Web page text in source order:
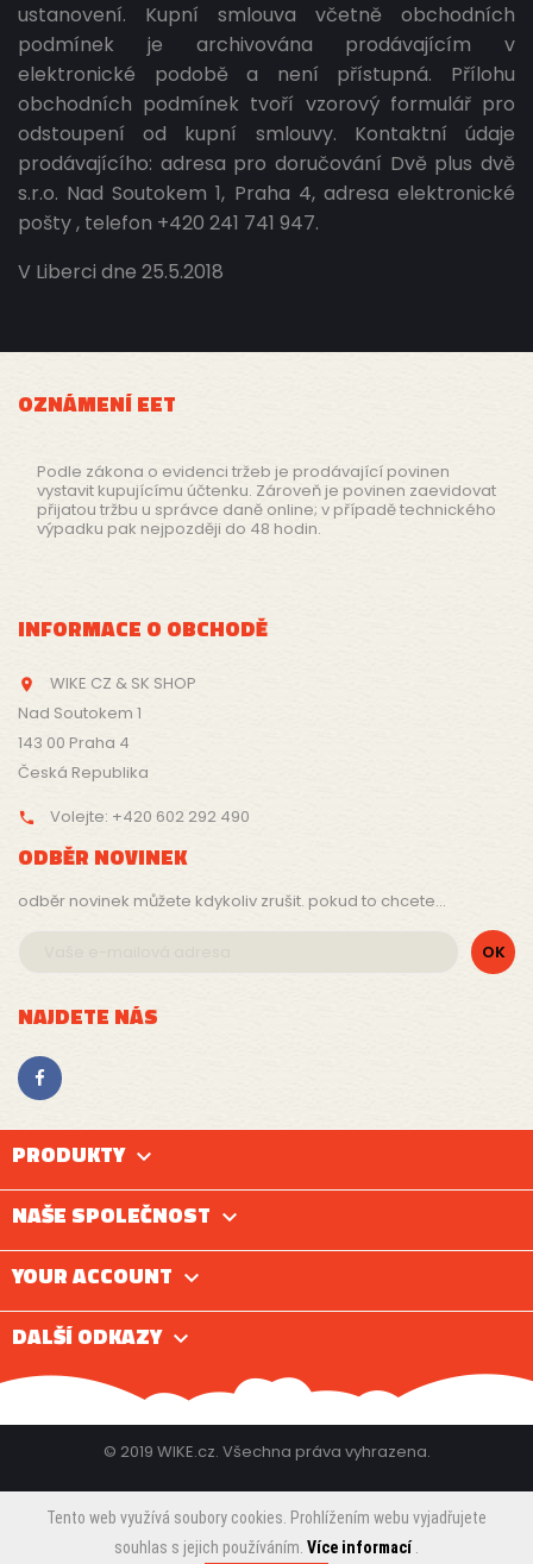
ustanovení. Kupní smlouva včetně obchodních
podmínek je archivována prodávajícím v
elektronické podobě a není přístupná. Přílohu
obchodních podmínek tvoří vzorový formulář pro
odstoupení od kupní smlouvy. Kontaktní údaje
prodávajícího: adresa pro doručování Dvě plus dvě
s.r.o. Nad Soutokem 1, Praha 4, adresa elektronické
pošty , telefon +420 241 741 947.
V Liberci dne 25.5.2018
OZNÁMENÍ EET
Podle zákona o evidenci tržeb je prodávající povinen
vystavit kupujícímu účtenku. Zároveň je povinen zaevidovat
přijatou tržbu u správce daně online; v případě technického
výpadku pak nejpozději do 48 hodin.
INFORMACE O OBCHODĚ

WIKE CZ & SK SHOP
Nad Soutokem 1
143 00 Praha 4
Česká Republika
 Volejte: +420 602 292 490
ODBĚR NOVINEK
odběr novinek můžete kdykoliv zrušit. pokud to chcete...
NAJDETE NÁS
PRODUKTY 
NAŠE SPOLEČNOST 
YOUR ACCOUNT 
DALŠÍ ODKAZY 
© 2019 WIKE.cz. Všechna práva vyhrazena.
Tento web využívá soubory cookies. Prohlížením webu vyjadřujete
souhlas s jejich používáním. Více informací.